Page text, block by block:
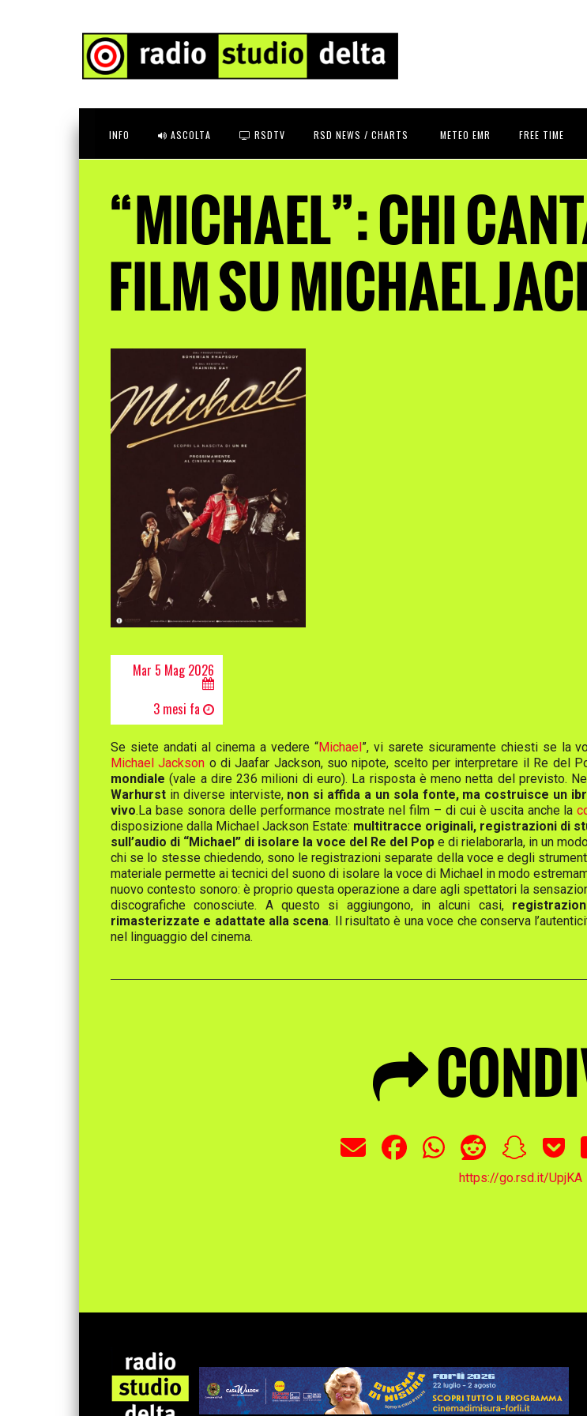
INFO ASCOLTA RSDTV RSD NEWS / CHARTS METEO EMR FREE TIME
“MICHAEL”: CHI
FILM SU MICHAEL
Mar 5 Mag 2026
3 mesi fa
Se siete andati al cinema a vedere “Michael ”, vi sarete sicuramente chiesti se la
Michael Jackson o di Jaafar Jackson, suo nipote, scelto per interpretare il Re del
mondiale (vale a dire 236 milioni di euro). La risposta è meno netta del previsto.
Warhurst in diverse interviste, non si affida a un sola fonte, ma costruisce un
vivo.La base sonora delle performance mostrate nel film – di cui è uscita anche la
disposizione dalla Michael Jackson Estate: multitracce originali, registrazioni di
sull’audio di “Michael” di isolare la voce del Re del Pop e di rielaborarla, in un
chi se lo stesse chiedendo, sono le registrazioni separate della voce e degli
materiale permette ai tecnici del suono di isolare la voce di Michael in modo
nuovo contesto sonoro: è proprio questa operazione a dare agli spettatori la
discografiche conosciute. A questo si aggiungono, in alcuni casi,
rimasterizzate e adattate alla scena. Il risultato è una voce che conserva
nel linguaggio del cinema.
https://go.rsd.it/UpjKA